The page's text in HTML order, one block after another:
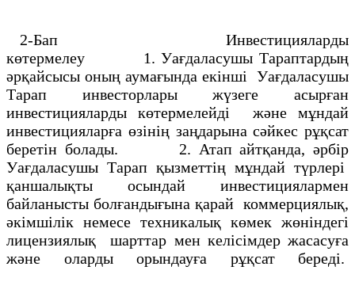
2-Бап Инвестицияларды
көтермелеу 1. Уағдаласушы Тараптардың
әрқайсысы оның аумағында екiншi Уағдаласушы
Тарап инвесторлары жүзеге асырған
инвестицияларды көтермелейдi және мұндай
инвестицияларға өзiнiң заңдарына сәйкес рұқсат
беретiн болады. 2. Атап айтқанда, әрбiр
Уағдаласушы Тарап қызметтiң мұндай түрлерi
қаншалықты осындай инвестициялармен
байланысты болғандығына қарай коммерциялық,
әкiмшiлiк немесе техникалық көмек жөнiндегi
лицензиялық шарттар мен келiсiмдер жасасуға
және оларды орындауға рұқсат бередi.